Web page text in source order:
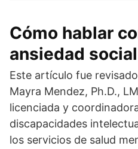
Cómo hablar
ansiedad social
Este artículo fue
Mayra Mendez, Ph.D.,
licenciada y
discapacidades
los servicios de salud